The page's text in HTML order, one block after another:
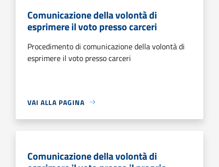
Comunicazione della volontà di
esprimere il voto presso carceri
Procedimento di comunicazione della volontà di
esprimere il voto presso carceri
VAI ALLA PAGINA
Comunicazione della volontà di